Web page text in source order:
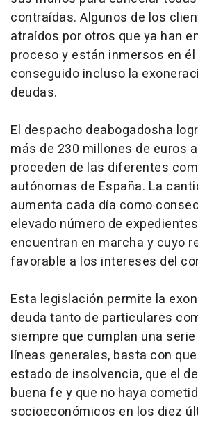
contraídas. Algunos de los
atraídos por otros que ya han
proceso y están inmersos en él
conseguido incluso la
deudas.
El despacho deabogadosha
más de 230 millones de euros
proceden de las diferentes
autónomas de España. La
aumenta cada día como
elevado número de
encuentran en marcha y cuyo
favorable a los intereses del
Esta legislación permite la
deuda tanto de particulares
siempre que cumplan una
líneas generales, basta con
estado de insolvencia, que el
buena fe y que no haya
socioeconómicos en los diez